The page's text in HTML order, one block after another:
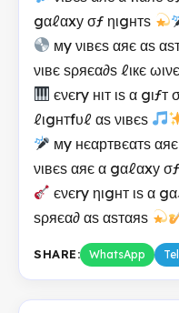
gαℓαxу σƒ ηιgнтѕ
мy νιвєѕ αяє αѕ
νιвє ѕρяєα∂ѕ ℓιкє
єνєry нιт ιѕ α gιƒт
ℓιgнтfυℓ αѕ νιвєѕ
мy нєαртвєαтѕ
νιвєѕ αяє α gαℓαxу
єνєry ηιgнт ιѕ α
ѕρяєα∂ αѕ αѕтαяѕ
SHARE: WhatsApp